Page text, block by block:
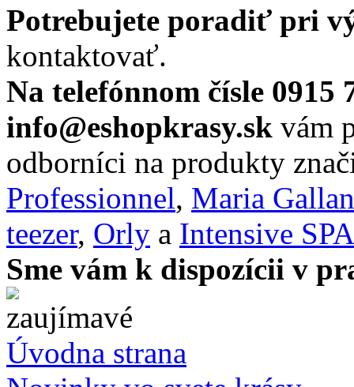
Potrebujete poradiť pri
kontaktovať.
Na telefónnom čísle 0915
info@eshopkrasy.sk vám
odborníci na produkty
Professionnel, Maria
teezer, Orly a Intensive SPA
Sme vám k dispozícii v
Úvodna strana